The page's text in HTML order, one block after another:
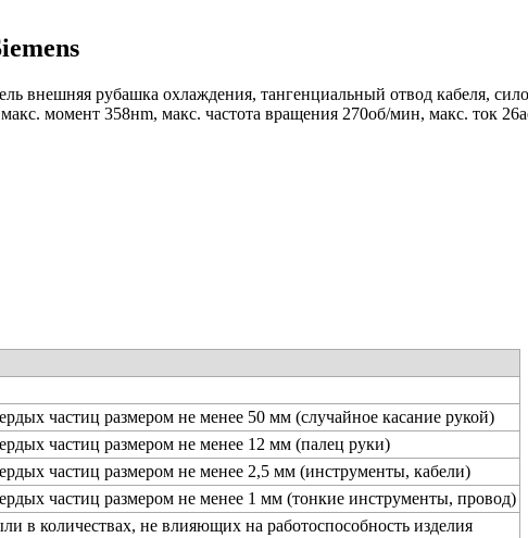
внешняя рубашка охлаждения, тангенциальный отвод кабеля,
момент 358нm, макс. частота вращения 270об/мин, макс. ток
частиц размером не менее 50 мм (случайное касание рукой)
частиц размером не менее 12 мм (палец руки)
частиц размером не менее 2,5 мм (инструменты, кабели)
частиц размером не менее 1 мм (тонкие инструменты, провод)
в количествах, не влияющих на работоспособность изделия